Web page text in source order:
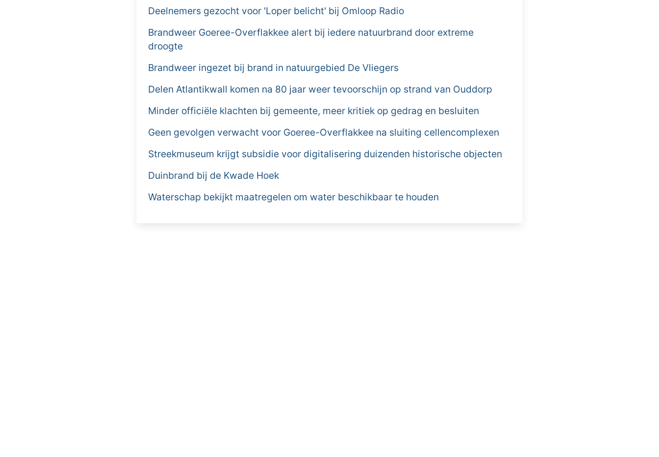
Deelnemers gezocht voor 'Loper belicht' bij Omloop Radio
Brandweer Goeree-Overflakkee alert bij iedere natuurbrand door extreme
droogte
Brandweer ingezet bij brand in natuurgebied De Vliegers
Delen Atlantikwall komen na 80 jaar weer tevoorschijn op strand van Ouddorp
Minder officiële klachten bij gemeente, meer kritiek op gedrag en besluiten
Geen gevolgen verwacht voor Goeree-Overflakkee na sluiting cellencomplexen
Streekmuseum krijgt subsidie voor digitalisering duizenden historische objecten
Duinbrand bij de Kwade Hoek
Waterschap bekijkt maatregelen om water beschikbaar te houden